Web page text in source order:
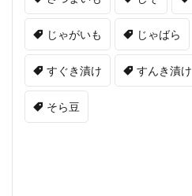
じゃがいも じゃばら
すぐき漬け すんき漬け
そら豆